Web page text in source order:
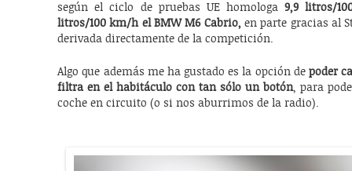
según el ciclo de pruebas UE homologa 9,9 litros/
litros/100 km/h el BMW M6 Cabrio, en parte gracias al
derivada directamente de la competición.
Algo que además me ha gustado es la opción de poder
filtra en el habitáculo con tan sólo un botón, para
coche en circuito (o si nos aburrimos de la radio).